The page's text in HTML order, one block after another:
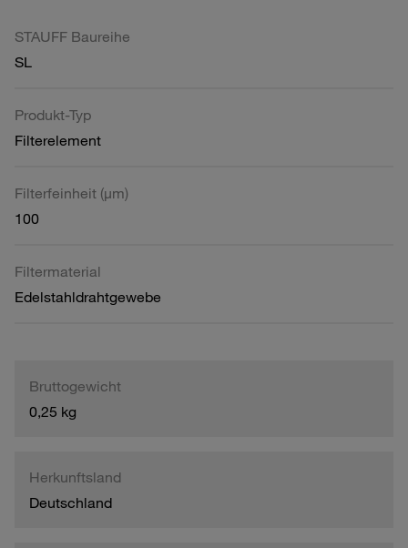
STAUFF Baureihe
SL
Produkt-Typ
Filterelement
Filterfeinheit (µm)
100
Filtermaterial
Edelstahldrahtgewebe
Bruttogewicht
0,25 kg
Herkunftsland
Deutschland